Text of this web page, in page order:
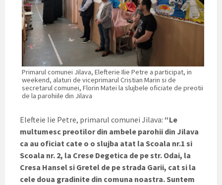
Primarul comunei Jilava, Elefterie Ilie Petre a participat, in
weekend, alaturi de viceprimarul Cristian Marin si de
secretarul comunei, Florin Matei la slujbele oficiate de preotii
de la parohiile din Jilava
Elefteie Iie Petre, primarul comunei Jilava: “Le
multumesc preotilor din ambele parohii din Jilava
ca au oficiat cate o o slujba atat la Scoala nr.1 si
Scoala nr. 2, la Crese Degetica de pe str. Odai, la
Cresa Hansel si Gretel de pe strada Garii, cat si la
cele doua gradinite din comuna noastra. Suntem